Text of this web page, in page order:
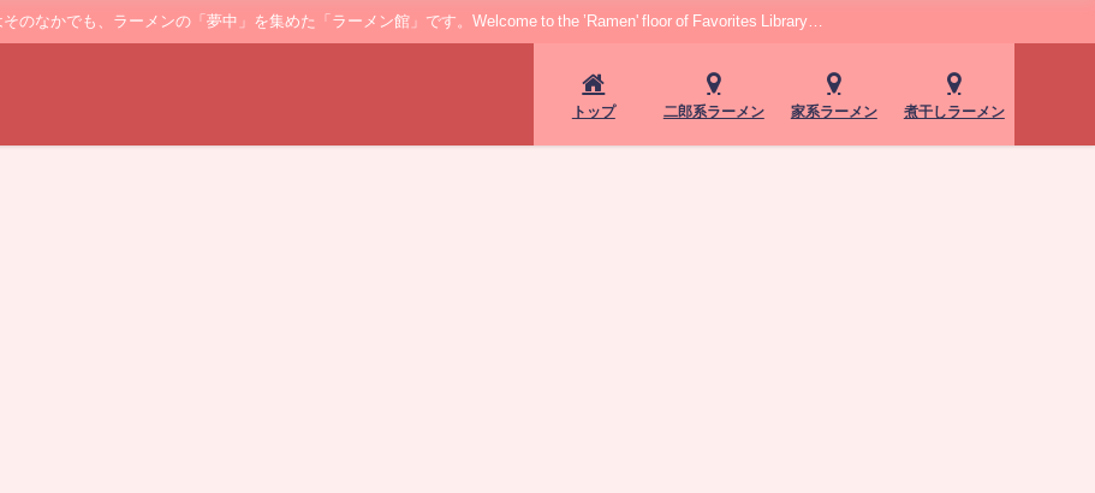
のなかでも、ラーメンの「夢中」を集めた「ラーメン館」です。Welcome to the ’Ramen' floor of Favorites Library…
トップ 二郎系ラーメン 家系ラーメン 煮干しラーメン